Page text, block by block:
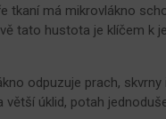
tkaní má mikrovlákno
tato hustota je klíčem k
odpuzuje prach,
větší úklid, potah